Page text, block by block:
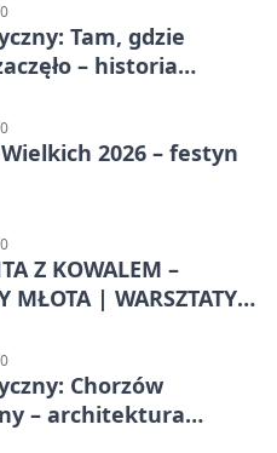
Tam, gdzie
– historia
2026 – festyn
Z KOWALEM –
MŁOTA | WARSZTATY
Chorzów
– architektura